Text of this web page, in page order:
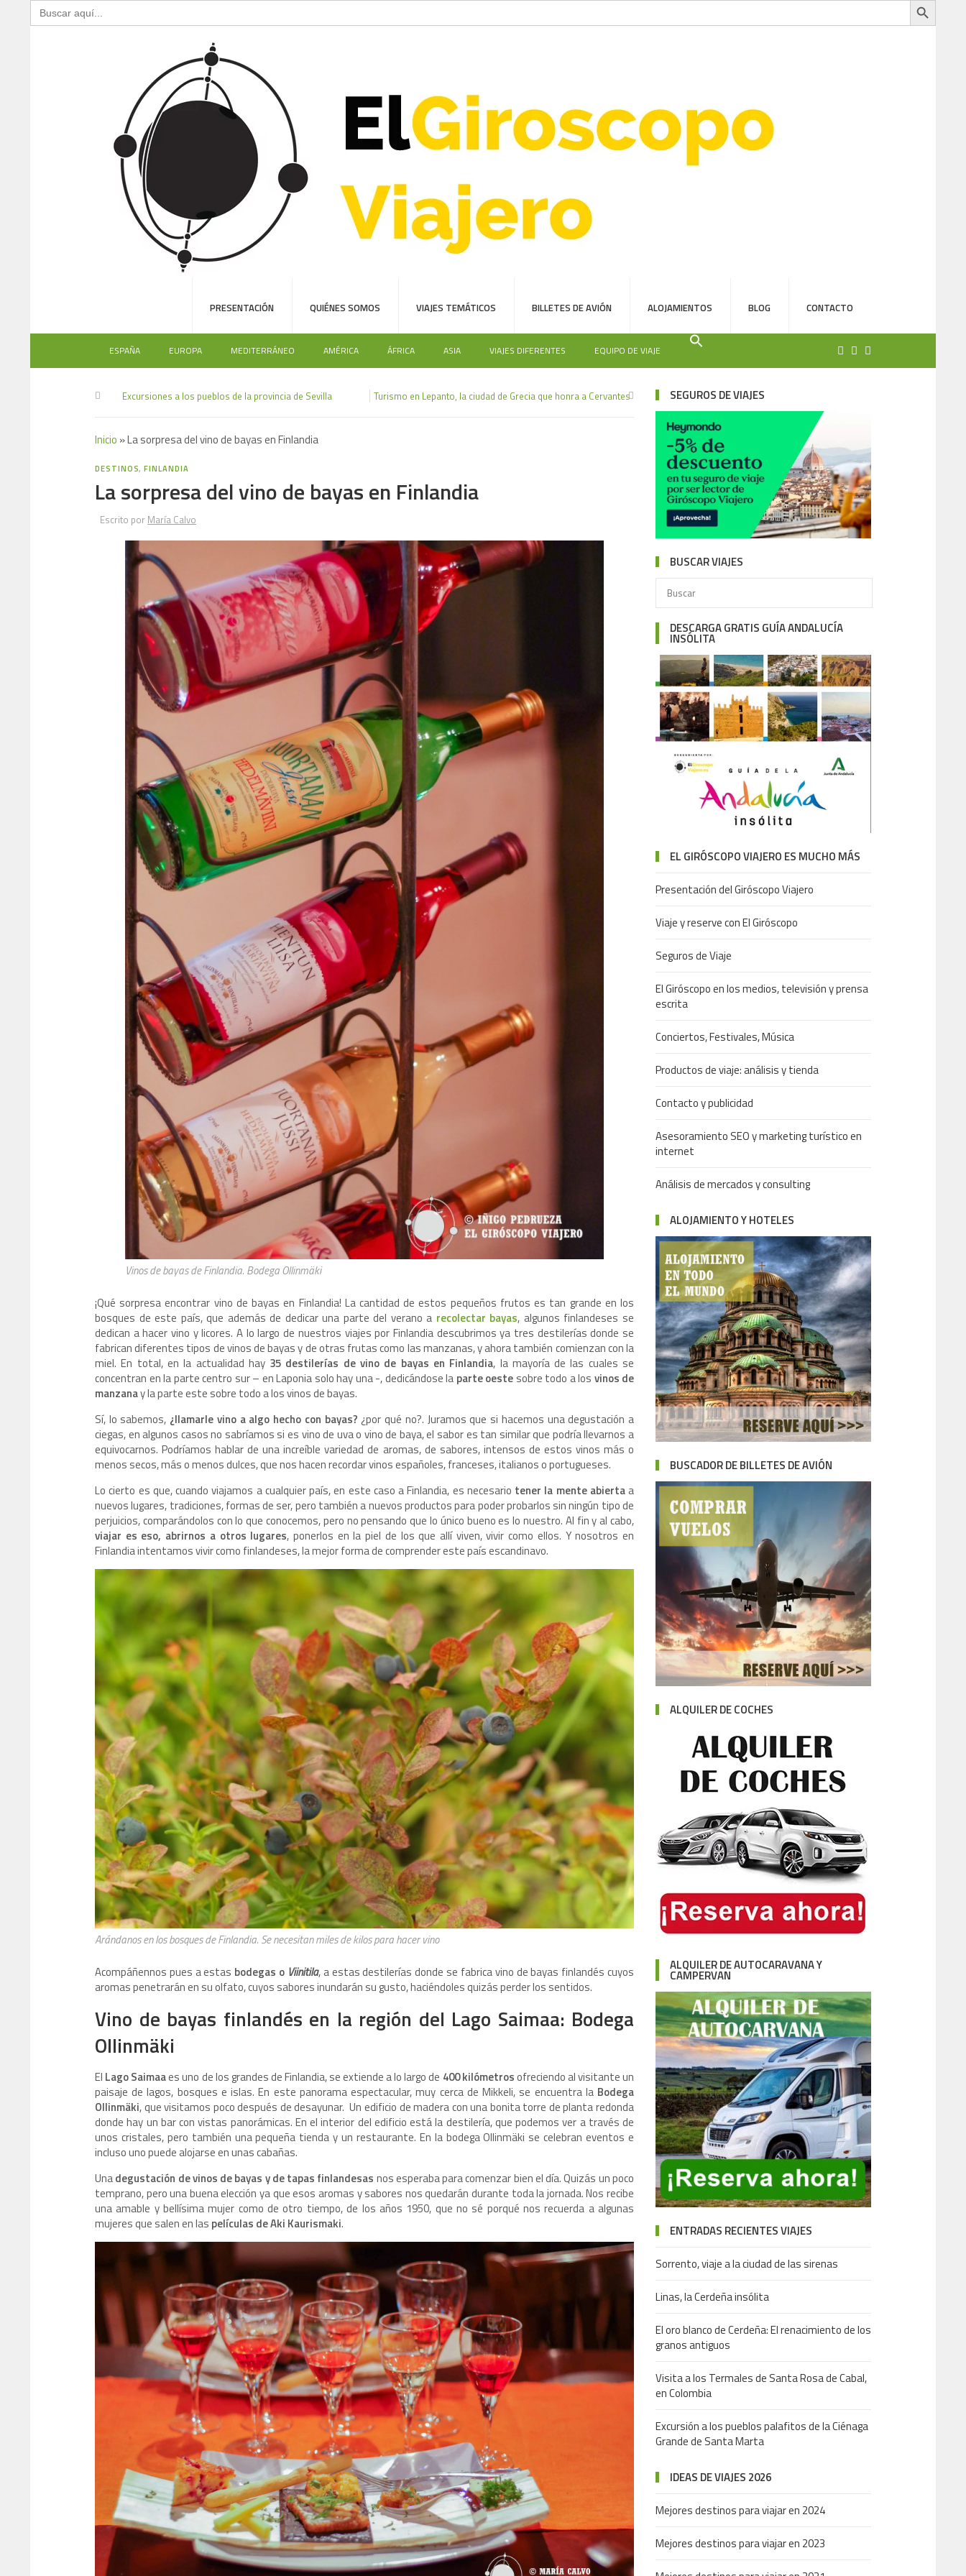
Buscar:
PRESENTACIÓN QUIÉNES SOMOS VIAJES TEMÁTICOS BILLETES DE AVIÓN ALOJAMIENTOS BLOG CONTACTO
ESPAÑA EUROPA MEDITERRÁNEO AMÉRICA ÁFRICA ASIA VIAJES DIFERENTES EQUIPO DE VIAJE
Excursiones a los pueblos de la provincia de Sevilla Turismo en Lepanto, la ciudad de Grecia que honra a Cervantes
Inicio »La sorpresa del vino de bayas en Finlandia
DESTINOS,FINLANDIA
La sorpresa del vino de bayas en Finlandia
Escrito por María Calvo
Vinos de bayas de Finlandia. Bodega Ollinmäki
¡Qué sorpresa encontrar vino de bayas en Finlandia! La cantidad de estos pequeños frutos es tan grande en los
bosques de este país, que además de dedicar una parte del verano a recolectar bayas, algunos finlandeses se
dedican a hacer vino y licores. A lo largo de nuestros viajes por Finlandia descubrimos ya tres destilerías donde se
fabrican diferentes tipos de vinos de bayas y de otras frutas como las manzanas, y ahora también comienzan con la
miel. En total, en la actualidad hay 35 destilerías de vino de bayas en Finlandia, la mayoría de las cuales se
concentran en la parte centro sur – en Laponia solo hay una -, dedicándose la parte oeste sobre todo a los vinos de
manzanay la parte este sobre todo a los vinos de bayas.
Sí, lo sabemos, ¿llamarle vino a algo hecho con bayas? ¿por qué no?. Juramos que si hacemos una degustación a
ciegas, en algunos casos no sabríamos si es vino de uva o vino de baya, el sabor es tan similar que podría llevarnos a
equivocarnos. Podríamos hablar de una increíble variedad de aromas, de sabores, intensos de estos vinos más o
menos secos, más o menos dulces, que nos hacen recordar vinos españoles, franceses, italianos o portugueses.
Lo cierto es que, cuando viajamos a cualquier país, en este caso a Finlandia, es necesario tener la mente abiertaa
nuevos lugares, tradiciones, formas de ser, pero también a nuevos productos para poder probarlos sin ningún tipo de
perjuicios, comparándolos con lo que conocemos, pero no pensando que lo único bueno es lo nuestro. Al fin y al cabo,
viajar es eso, abrirnos a otros lugares, ponerlos en la piel de los que allí viven, vivir como ellos. Y nosotros en
Finlandia intentamos vivir como finlandeses, la mejor forma de comprender este país escandinavo.
Arándanos en los bosques de Finlandia. Se necesitan miles de kilos para hacer vino
Acompáñennos pues a estas bodegas o Viinitila, a estas destilerías donde se fabrica vino de bayas finlandés cuyos
aromas penetrarán en su olfato, cuyos sabores inundarán su gusto, haciéndoles quizás perder los sentidos.
Vino de bayas finlandés en la región del Lago Saimaa: Bodega
Ollinmäki
El Lago Saimaaes uno de los grandes de Finlandia, se extiende a lo largo de 400 kilómetrosofreciendo al visitante un
paisaje de lagos, bosques e islas. En este panorama espectacular, muy cerca de Mikkeli, se encuentra la Bodega
Ollinmäki, que visitamos poco después de desayunar. Un edificio de madera con una bonita torre de planta redonda
donde hay un bar con vistas panorámicas. En el interior del edificio está la destilería, que podemos ver a través de
unos cristales, pero también una pequeña tienda y un restaurante. En la bodega Ollinmäki se celebran eventos e
incluso uno puede alojarse en unas cabañas.
Unadegustación de vinos de bayas y de tapas finlandesas nos esperaba para comenzar bien el día. Quizás un poco
temprano, pero una buena elección ya que esos aromas y sabores nos quedarán durante toda la jornada. Nos recibe
una amable y bellísima mujer como de otro tiempo, de los años 1950, que no sé porqué nos recuerda a algunas
mujeres que salen en las películas de Aki Kaurismaki.
SEGUROS DE VIAJES
BUSCAR VIAJES
DESCARGA GRATIS GUÍA ANDALUCÍA
INSÓLITA
EL GIRÓSCOPO VIAJERO ES MUCHO MÁS
Presentación del Giróscopo Viajero
Viaje y reserve con El Giróscopo
Seguros de Viaje
El Giróscopo en los medios, televisión y prensa
escrita
Conciertos, Festivales, Música
Productos de viaje: análisis y tienda
Contacto y publicidad
Asesoramiento SEO y marketing turístico en
internet
Análisis de mercados y consulting
ALOJAMIENTO Y HOTELES
BUSCADOR DE BILLETES DE AVIÓN
ALQUILER DE COCHES
ALQUILER DE AUTOCARAVANA Y
CAMPERVAN
ENTRADAS RECIENTES VIAJES
Sorrento, viaje a la ciudad de las sirenas
Linas, la Cerdeña insólita
El oro blanco de Cerdeña: El renacimiento de los
granos antiguos
Visita a los Termales de Santa Rosa de Cabal,
en Colombia
Excursión a los pueblos palafitos de la Ciénaga
Grande de Santa Marta
IDEAS DE VIAJES 2026
Mejores destinos para viajar en 2024
Mejores destinos para viajar en 2023